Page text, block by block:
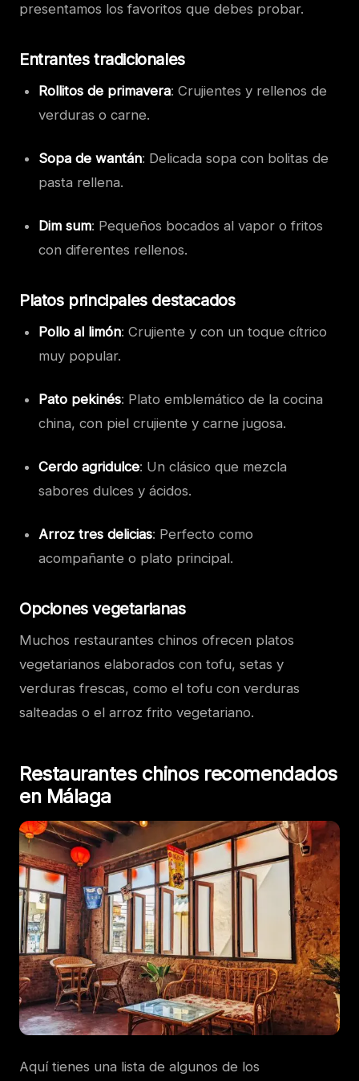
presentamos los favoritos que debes probar.
Entrantes tradicionales
Rollitos de primavera: Crujientes y rellenos de
verduras o carne.
Sopa de wantán: Delicada sopa con bolitas de
pasta rellena.
Dim sum: Pequeños bocados al vapor o fritos
con diferentes rellenos.
Platos principales destacados
Pollo al limón: Crujiente y con un toque cítrico
muy popular.
Pato pekinés: Plato emblemático de la cocina
china, con piel crujiente y carne jugosa.
Cerdo agridulce: Un clásico que mezcla
sabores dulces y ácidos.
Arroz tres delicias: Perfecto como
acompañante o plato principal.
Opciones vegetarianas
Muchos restaurantes chinos ofrecen platos
vegetarianos elaborados con tofu, setas y
verduras frescas, como el tofu con verduras
salteadas o el arroz frito vegetariano.
Restaurantes chinos recomendados
en Málaga
Aquí tienes una lista de algunos de los